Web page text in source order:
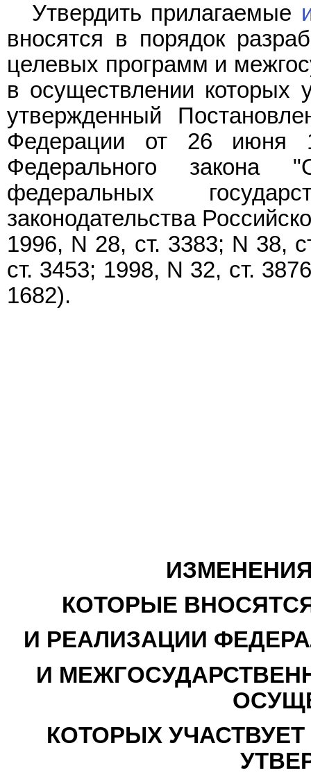
Утвердить прилагаемые
вносятся в порядок
целевых программ и
в осуществлении которых
утвержденный
Федерации от 26 июня
Федерального закона
федеральных
законодательства
1996, N 28, ст. 3383; N 38,
ст. 3453; 1998, N 32, ст.
1682).
КОТОРЫЕ
И РЕАЛИЗАЦИИ
И
КОТОРЫХ